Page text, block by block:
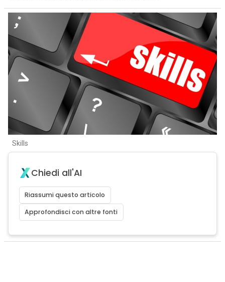
Skills
Chiedi all'AI
Riassumi questo articolo
Approfondisci con altre fonti